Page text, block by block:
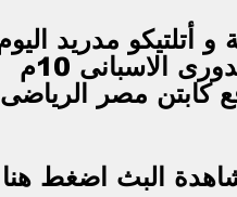
الاسبانى 10م
كابتن مصر الرياضى
البث اضغط هنا